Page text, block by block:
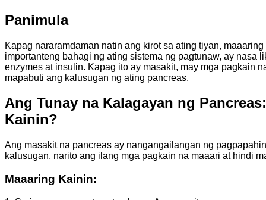
Panimula
Kapag nararamdaman natin ang kirot sa ating tiyan,
importanteng bahagi ng ating sistema ng pagtunaw, ay nasa
enzymes at insulin. Kapag ito ay masakit, may mga pagkain
mapabuti ang kalusugan ng ating pancreas.
Ang Tunay na Kalagayan ng
Kainin?
Ang masakit na pancreas ay nangangailangan ng
kalusugan, narito ang ilang mga pagkain na maaari at hindi
Maaaring Kainin: